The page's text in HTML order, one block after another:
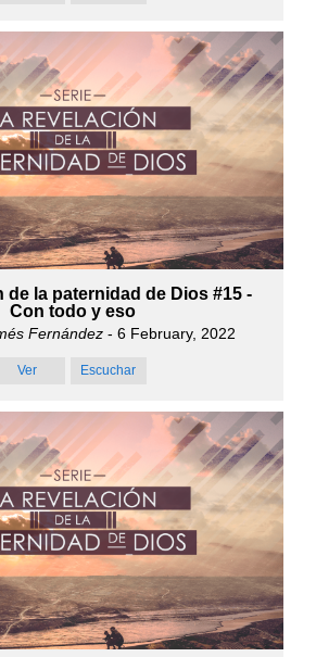
de la paternidad de Dios #15 -
Con todo y eso
Fernández- 6 February, 2022
Ver Escuchar